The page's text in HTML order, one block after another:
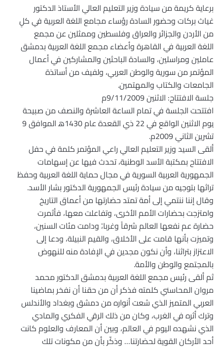
برعاية كريمة من سيادة وزير التعليم العالي الأستاذ الدكتور
غياث بركات وحضور السادة رؤساء مجامع اللغة العربية في كلٍ
من الأردن والجزائر والعراق وفلسطين وممثلين عن مجمع
اللغة العربية في القاهرة وأعضاء مجمع اللغة العربية بدمشق
عاملين ومراسلين، والسادة الباحثين والمشاركين في أعمال
المؤتمر من سورية والوطن العربي، ولفيف من أساتذة
الجامعات والكتاب والمهتمين.
جلسة الافتتاح: الاثنين 9/11/2009م
افتتحت الجلسة في تمام الساعة العاشرة والنصف من صبيحة
يوم الاثنين الواقع في 22 ذي القعدة عام 1430ﻫ الموافق 9
تشرين الثاني 2009م.
ألقى السيد وزير التعليم العالي راعي المؤتمر كلمة في حفل
الافتتاح بمكتبة الأسد الوطنية، تحدث فيها عن إسهامات
الجمهورية العربية السورية في مجال حماية اللغة العربية وحفظ
تراثها بتوجيه من سيادة رئيس الجمهورية الدكتور بشار الأسد.
وقال إننا ننتمي إلى أمة تمتد حضارتها من أعماق التاريخ
وامتزجت بحضارات الأمم الأخرى، وتفاعلت معها، فأثمرت
حضارة عم نفعها العالم شرقاً وغربا،ً ودامت مئات السنين،
وتميزت بأنها قامت على الأخلاق، والقيم النبيلة، ودعا إلى
الاعتزاز بتراثنا، وأن نكون مجدين في الإفادة منه للنهوض
بالمجتمع والوطن والأمة.
ثم ألقى رئيس مجمع اللغة العربية بدمشق الدكتور محمد
مروان المحاسني كلمته فذكر أن من حقنا أن نفخر بماضينا
العربي المتميز الذي شعت أنواره من دمشق وبغداد والأندلس
وترك أثره في الغرب، وكان من ذلك الرقي الفكري والمادي
الذي نشهده اليوم في العالم، وبين أن المعارف والعلوم كانت
أحد الأركان القوية لحضارتنا… وذكّر بأن من مكونات تلك